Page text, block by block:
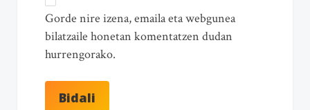
Gorde nire izena, emaila eta webgunea
bilatzaile honetan komentatzen dudan
hurrengorako.